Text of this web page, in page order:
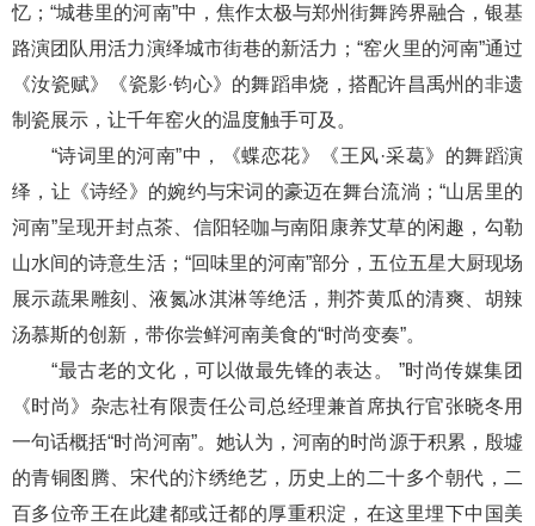
忆；“城巷里的河南”中，焦作太极与郑州街舞跨界融合，银基
路演团队用活力演绎城市街巷的新活力；“窑火里的河南”通过
《汝瓷赋》《瓷影·钧心》的舞蹈串烧，搭配许昌禹州的非遗
制瓷展示，让千年窑火的温度触手可及。
“诗词里的河南”中，《蝶恋花》《王风·采葛》的舞蹈演
绎，让《诗经》的婉约与宋词的豪迈在舞台流淌；“山居里的
河南”呈现开封点茶、信阳轻咖与南阳康养艾草的闲趣，勾勒
山水间的诗意生活；“回味里的河南”部分，五位五星大厨现场
展示蔬果雕刻、液氮冰淇淋等绝活，荆芥黄瓜的清爽、胡辣
汤慕斯的创新，带你尝鲜河南美食的“时尚变奏”。
“最古老的文化，可以做最先锋的表达。 ”时尚传媒集团
《时尚》杂志社有限责任公司总经理兼首席执行官张晓冬用
一句话概括“时尚河南”。她认为，河南的时尚源于积累，殷墟
的青铜图腾、宋代的汴绣绝艺，历史上的二十多个朝代，二
百多位帝王在此建都或迁都的厚重积淀，在这里埋下中国美